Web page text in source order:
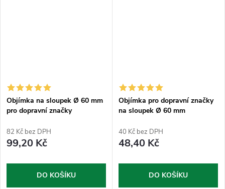
Objímka na sloupek Ø 60 mm
pro dopravní značky
82 Kč bez DPH
99,20 Kč
DO KOŠÍKU
Objímka pro dopravní značky
na sloupek Ø 60 mm
40 Kč bez DPH
48,40 Kč
DO KOŠÍKU